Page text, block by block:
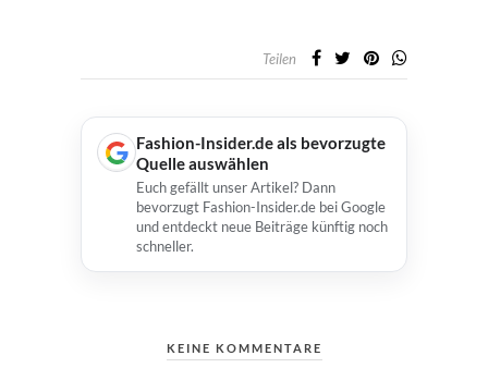
Teilen
Fashion-Insider.de als bevorzugte
Quelle auswählen
Euch gefällt unser Artikel? Dann
bevorzugt Fashion-Insider.de bei Google
und entdeckt neue Beiträge künftig noch
schneller.
KEINE KOMMENTARE